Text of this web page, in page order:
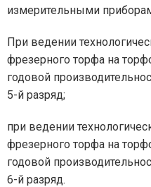
измерительными
При ведении
фрезерного торфа на
годовой
5-й разряд;
при ведении
фрезерного торфа на
годовой
6-й разряд.